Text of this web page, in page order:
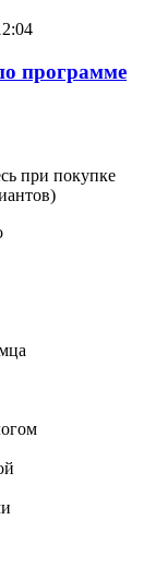
программе
при покупке